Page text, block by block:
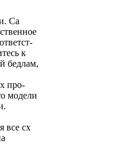
Са
к
бедлам,
про-
модели
все сх